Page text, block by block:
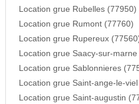
Location grue Rubelles (77950)
Location grue Rumont (77760)
Location grue Rupereux
Location grue Saacy-sur-
Location grue Sablonnieres
Location grue Saint-ange-le-
Location grue Saint-augustin